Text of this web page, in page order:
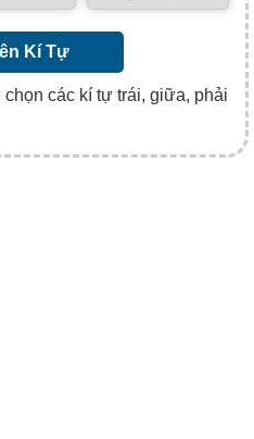
Kí Tự
các kí tự trái, giữa, phải